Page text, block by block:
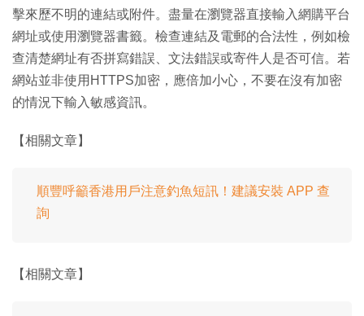
擊來歷不明的連結或附件。盡量在瀏覽器直接輸入網購平台
網址或使用瀏覽器書籤。檢查連結及電郵的合法性，例如檢
查清楚網址有否拼寫錯誤、文法錯誤或寄件人是否可信。若
網站並非使用HTTPS加密，應倍加小心，不要在沒有加密
的情況下輸入敏感資訊。
【相關文章】
順豐呼籲香港用戶注意釣魚短訊！建議安裝 APP 查
詢
【相關文章】